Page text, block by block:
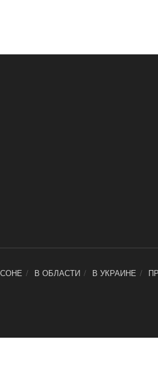
В ОБЛАСТИ В УКРАИНЕ